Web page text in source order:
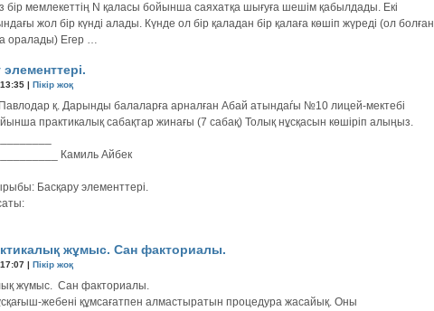
бір мемлекеттің N қаласы бойынша саяхатқа шығуға шешім қабылдады. Екі
жол бір күнді алады. Күнде ол бір қаладан бір қалаға көшіп жүреді (ол болған
оралады) Егер …
| Пікір жоқ
қ. Дарынды балаларға арналған Абай атындаѓы №10 лицей-мектебi
практикалық сабақтар жинағы (7 сабақ) Толық нұсқасын көшіріп алыңыз.
Камиль Айбек
Басқару элементтері.
жұмыс. Сан факториалы.
| Пікір жоқ
жүмыс. Сан факториалы.
жебені құмсағатпен алмастыратын процедура жасайық. Оны